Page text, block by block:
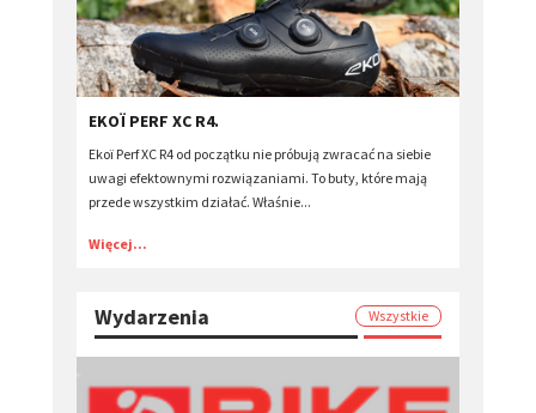
EKOÏ PERF XC R4.
Ekoï Perf XC R4 od początku nie próbują zwracać na siebie
uwagi efektownymi rozwiązaniami. To buty, które mają
przede wszystkim działać. Właśnie...
Więcej...
Wydarzenia Wszystkie